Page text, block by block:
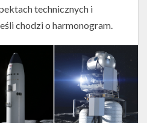
technicznych i
chodzi o harmonogram.